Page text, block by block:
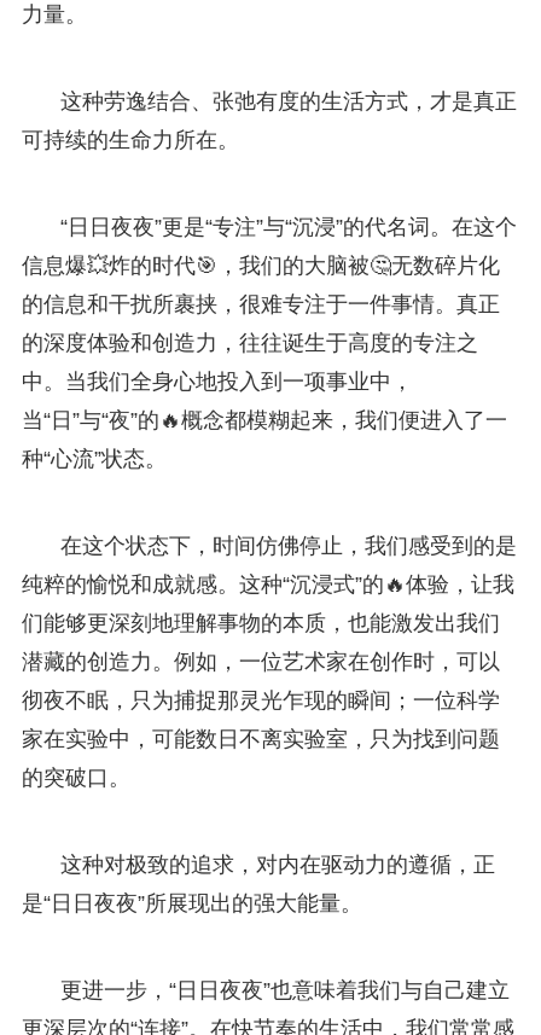
力量。
这种劳逸结合、张弛有度的生活方式，才是真正
可持续的生命力所在。
“日日夜夜”更是“专注”与“沉浸”的代名词。在这个
信息爆💥炸的时代🎯，我们的大脑被🤔无数碎片化
的信息和干扰所裹挟，很难专注于一件事情。真正
的深度体验和创造力，往往诞生于高度的专注之
中。当我们全身心地投入到一项事业中，
当“日”与“夜”的🔥概念都模糊起来，我们便进入了一
种“心流”状态。
在这个状态下，时间仿佛停止，我们感受到的是
纯粹的愉悦和成就感。这种“沉浸式”的🔥体验，让我
们能够更深刻地理解事物的本质，也能激发出我们
潜藏的创造力。例如，一位艺术家在创作时，可以
彻夜不眠，只为捕捉那灵光乍现的瞬间；一位科学
家在实验中，可能数日不离实验室，只为找到问题
的突破口。
这种对极致的追求，对内在驱动力的遵循，正
是“日日夜夜”所展现出的强大能量。
更进一步，“日日夜夜”也意味着我们与自己建立
更深层次的“连接”。在快节奏的生活中，我们常常感